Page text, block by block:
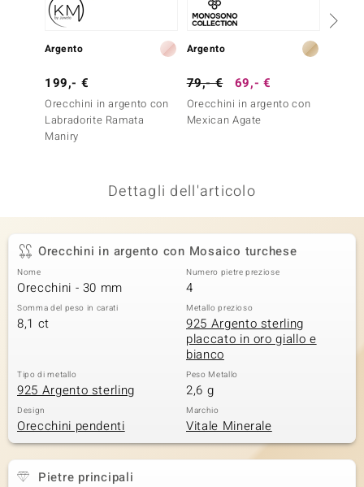
Collection
Classics
Argento
199,- €
Orecchini in argento con
Labradorite Ramata
Maniry
Argento
79,- € 69,- €
Orecchini in argento con
Mexican Agate
Dettagli dell'articolo
Orecchini in argento con Mosaico turchese
Nome
Orecchini - 30 mm
Numero pietre preziose
4
Somma del peso in carati
8,1 ct
Metallo prezioso
925 Argento sterling
placcato in oro giallo e
bianco
Tipo di metallo
925 Argento sterling
Peso Metallo
2,6 g
Design
Orecchini pendenti
Marchio
Vitale Minerale
Pietre principali